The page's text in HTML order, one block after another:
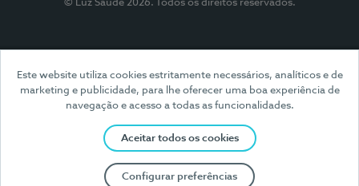
Este website utiliza cookies estritamente necessários, analíticos e de
marketing e publicidade, para lhe oferecer uma boa experiência de
navegação e acesso a todas as funcionalidades.
Aceitar todos os cookies
Configurar preferências
© Luz Saúde 2026. Todos os direitos reservados.